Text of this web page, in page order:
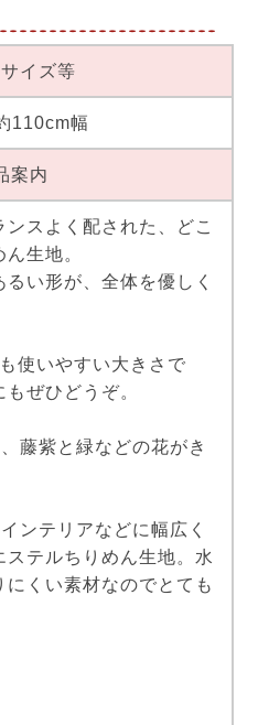
イズ等
110cm幅
案内
スよく配された、どこ
生地。
い形が、全体を優しく
使いやすい大きさで
ぜひどうぞ。
藤紫と緑などの花がき
ンテリアなどに幅広く
テルちりめん生地。水
くい素材なのでとても